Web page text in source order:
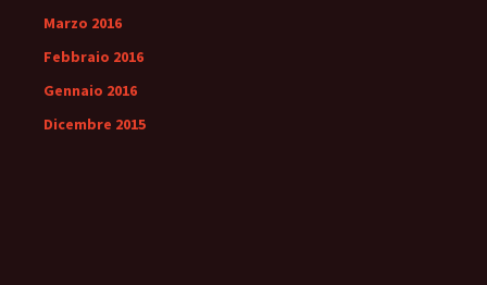
Marzo 2016
Febbraio 2016
Gennaio 2016
Dicembre 2015